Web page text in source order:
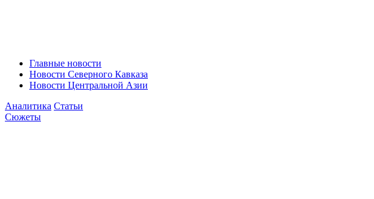
Главные новости
Новости Северного Кавказа
Новости Центральной Азии
Аналитика Статьи
Сюжеты